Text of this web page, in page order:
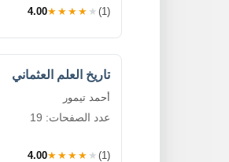
4.00★★★★★ (1)
تاريخ العلم العثماني
أحمد تيمور
عدد الصفحات: 19
4.00★★★★★ (1)